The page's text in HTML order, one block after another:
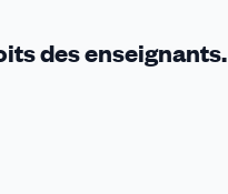
des enseignants.